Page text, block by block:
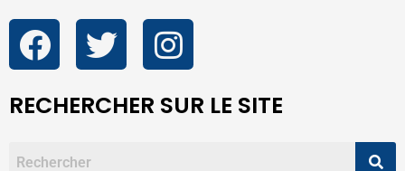
RECHERCHER SUR LE SITE